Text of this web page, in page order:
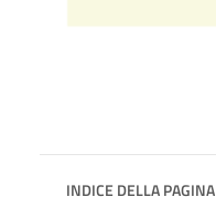
INDICE DELLA PAGINA